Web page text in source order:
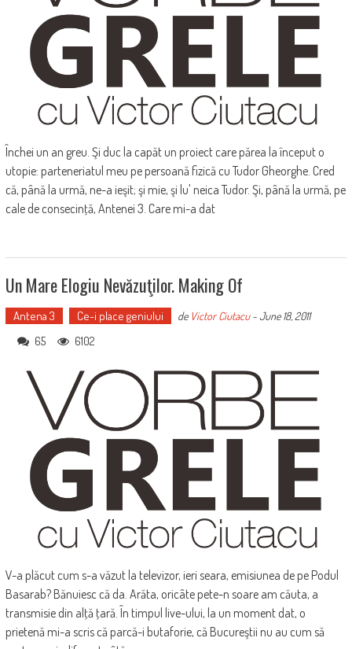
Închei un an greu. Şi duc la capăt un proiect care părea la început o
utopie: parteneriatul meu pe persoană fizică cu Tudor Gheorghe. Cred
că, până la urmă, ne-a ieşit; şi mie, şi lu' neica Tudor. Şi, până la urmă, pe
cale de consecinţă, Antenei 3. Care mi-a dat
Un Mare Elogiu Nevăzuţilor. Making Of
Antena 3 Ce-i place geniului de Victor Ciutacu-June 18, 2011
65 6102
V-a plăcut cum s-a văzut la televizor, ieri seara, emisiunea de pe Podul
Basarab? Bănuiesc că da. Arăta, oricâte pete-n soare am căuta, a
transmisie din alţă ţară. În timpul live-ului, la un moment dat, o
prietenă mi-a scris că parcă-i butaforie, că Bucureştii nu au cum să